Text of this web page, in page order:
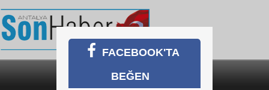
SON DAKİKA
FACEBOOK'TA
BEĞEN